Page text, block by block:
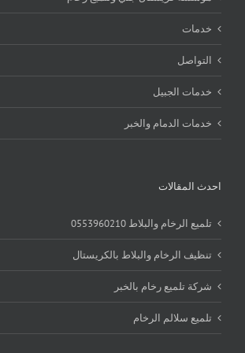
خدمات
التواصل
خدمات الجبيل
خدمات الدمام والخبر
احدث المقالات
تلميع الرخام والبلاط 0553960210
تنظيف الرخام والبلاط بالكريستال
شركة تلميع رخام بالخبر
تلميع سلالم الرخام